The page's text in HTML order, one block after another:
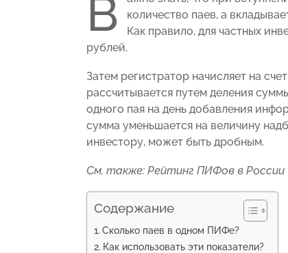
В
количество паев, а
Как правило, для частных
рублей.
Затем регистратор начисляет на
рассчитывается путем деления
одного пая на день добавления
сумма уменьшается на величину
инвестору, может быть дробным.
См. также: Рейтинг ПИФов в России
Содержание
Сколько паев в одном ПИФе?
Как использовать эти показатели?